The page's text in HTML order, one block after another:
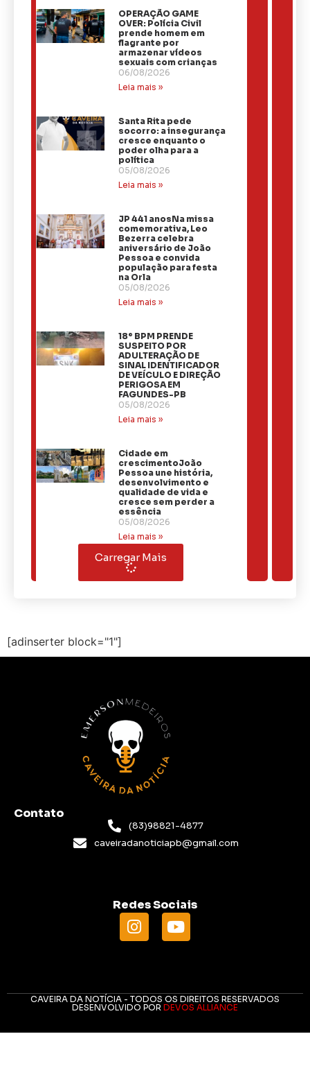
OPERAÇÃO GAME
OVER: Polícia Civil
prende homem em
flagrante por
armazenar vídeos
sexuais com crianças
06/08/2026
Leia mais »
Santa Rita pede
socorro: a insegurança
cresce enquanto o
poder olha para a
política
05/08/2026
Leia mais »
JP 441 anosNa missa
comemorativa, Leo
Bezerra celebra
aniversário de João
Pessoa e convida
população para festa
na Orla
05/08/2026
Leia mais »
18º BPM PRENDE
SUSPEITO POR
ADULTERAÇÃO DE
SINAL IDENTIFICADOR
DE VEÍCULO E DIREÇÃO
PERIGOSA EM
FAGUNDES-PB
05/08/2026
Leia mais »
Cidade em
crescimentoJoão
Pessoa une história,
desenvolvimento e
qualidade de vida e
cresce sem perder a
essência
05/08/2026
Leia mais »
Carregar Mais
[adinserter block="1"]
Contato
(83)98821-4877
caveiradanoticiapb@gmail.com
Redes Sociais
CAVEIRA DA NOTÍCIA - TODOS OS DIREITOS RESERVADOS
DESENVOLVIDO POR DEVOS ALLIANCE